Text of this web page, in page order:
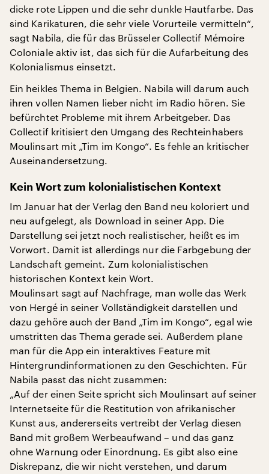
dicke rote Lippen und die sehr dunkle Hautfarbe. Das
sind Karikaturen, die sehr viele Vorurteile vermitteln“,
sagt Nabila, die für das Brüsseler Collectif Mémoire
Coloniale aktiv ist, das sich für die Aufarbeitung des
Kolonialismus einsetzt.
Ein heikles Thema in Belgien. Nabila will darum auch
ihren vollen Namen lieber nicht im Radio hören. Sie
befürchtet Probleme mit ihrem Arbeitgeber. Das
Collectif kritisiert den Umgang des Rechteinhabers
Moulinsart mit „Tim im Kongo“. Es fehle an kritischer
Auseinandersetzung.
Kein Wort zum kolonialistischen Kontext
Im Januar hat der Verlag den Band neu koloriert und
neu aufgelegt, als Download in seiner App. Die
Darstellung sei jetzt noch realistischer, heißt es im
Vorwort. Damit ist allerdings nur die Farbgebung der
Landschaft gemeint. Zum kolonialistischen
historischen Kontext kein Wort.
Moulinsart sagt auf Nachfrage, man wolle das Werk
von Hergé in seiner Vollständigkeit darstellen und
dazu gehöre auch der Band „Tim im Kongo“, egal wie
umstritten das Thema gerade sei. Außerdem plane
man für die App ein interaktives Feature mit
Hintergrundinformationen zu den Geschichten. Für
Nabila passt das nicht zusammen:
„Auf der einen Seite spricht sich Moulinsart auf seiner
Internetseite für die Restitution von afrikanischer
Kunst aus, andererseits vertreibt der Verlag diesen
Band mit großem Werbeaufwand – und das ganz
ohne Warnung oder Einordnung. Es gibt also eine
Diskrepanz, die wir nicht verstehen, und darum